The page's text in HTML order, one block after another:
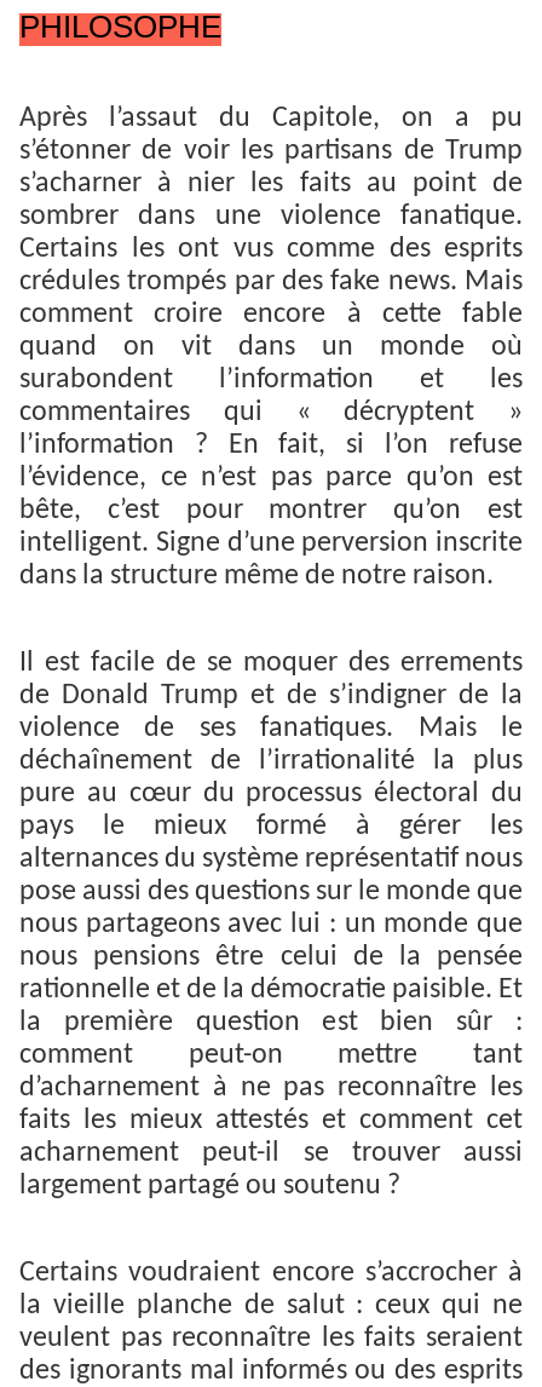
PHILOSOPHE
Après l’assaut du Capitole, on a pu
s’étonner de voir les partisans de Trump
s’acharner à nier les faits au point de
sombrer dans une violence fanatique.
Certains les ont vus comme des esprits
crédules trompés par des fake news. Mais
comment croire encore à cette fable
quand on vit dans un monde où
surabondent l’information et les
commentaires qui « décryptent »
l’information ? En fait, si l’on refuse
l’évidence, ce n’est pas parce qu’on est
bête, c’est pour montrer qu’on est
intelligent. Signe d’une perversion inscrite
dans la structure même de notre raison.
Il est facile de se moquer des errements
de Donald Trump et de s’indigner de la
violence de ses fanatiques. Mais le
déchaînement de l’irrationalité la plus
pure au cœur du processus électoral du
pays le mieux formé à gérer les
alternances du système représentatif nous
pose aussi des questions sur le monde que
nous partageons avec lui : un monde que
nous pensions être celui de la pensée
rationnelle et de la démocratie paisible. Et
la première question est bien sûr :
comment peut-on mettre tant
d’acharnement à ne pas reconnaître les
faits les mieux attestés et comment cet
acharnement peut-il se trouver aussi
largement partagé ou soutenu ?
Certains voudraient encore s’accrocher à
la vieille planche de salut : ceux qui ne
veulent pas reconnaître les faits seraient
des ignorants mal informés ou des esprits